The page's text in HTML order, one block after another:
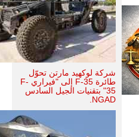
شركة لوكهيد مارتن تحوّل
طائرة F-35 إلى "فيراري F-
35" بتقنيات الجيل السادس
NGAD.